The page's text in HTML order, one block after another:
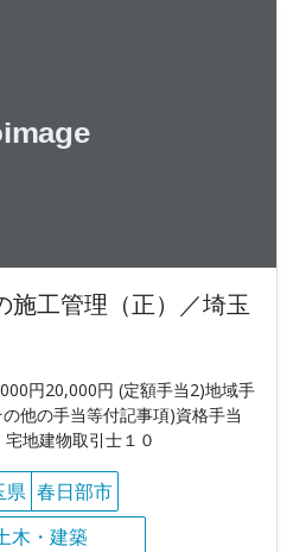
施工管理（正）／埼玉
円20,000円 (定額手当2)地域手
他の手当等付記事項)資格手当
地建物取引士１０
県 春日部市
木・建築